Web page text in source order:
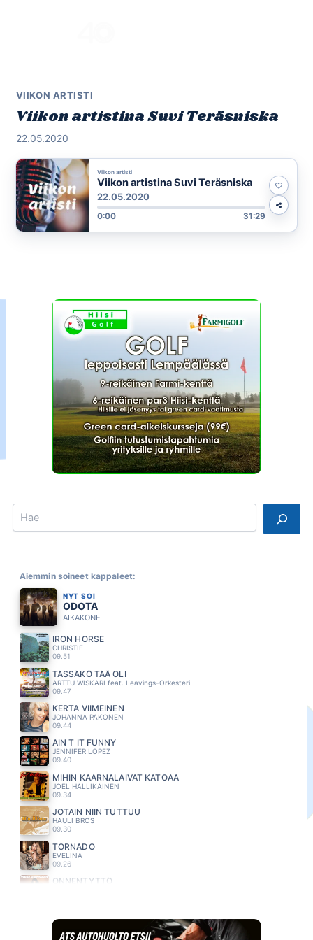
VIIKON ARTISTI
Viikon artistina Suvi Teräsniska
22.05.2020
Viikon artisti
Viikon artistina Suvi Teräsniska
22.05.2020
0:00 31:29
Search
Aiemmin soineet kappaleet:
NYT SOI
ODOTA
AIKAKONE
IRON HORSE
CHRISTIE
09.51
TÄSSÄKÖ TÄÄ OLI
ARTTU WISKARI feat. Leavings-Orkesteri
09.47
KERTA VIIMEINEN
JOHANNA PAKONEN
09.44
AIN T IT FUNNY
JENNIFER LOPEZ
09.40
MIHIN KAARNALAIVAT KATOAA
JOEL HALLIKAINEN
09.34
JOTAIN NIIN TUTTUU
HAULI BROS
09.30
TORNADO
EVELINA
09.26
ONNENTYTTÖ
POPEDA
09.17